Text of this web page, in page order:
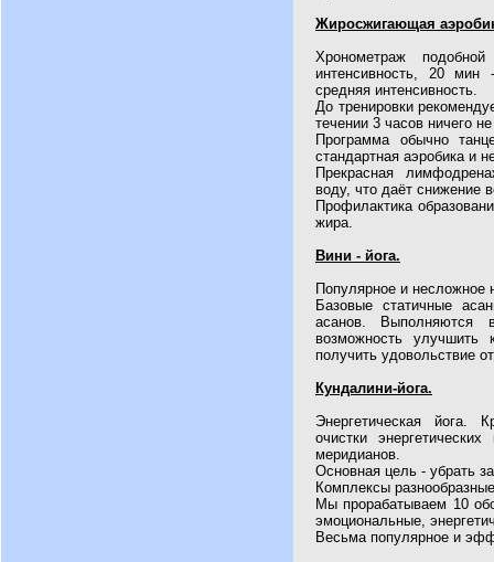
Жиросжигающая
Хронометраж
интенсивность, 20
средняя интенсивность.
До тренировки
течении 3 часов ничего
Программа обычно
стандартная аэробика и
Прекрасная
воду, что даёт снижение
Профилактика
жира.
Вини - йога.
Популярное и несложное
Базовые статичные
асанов. Выполняются
возможность улучшить
получить удовольствие
Кундалини-йога.
Энергетическая йога.
очистки
меридианов.
Основная цель - убрать
Комплексы
Мы прорабатываем 10
эмоциональные,
Весьма популярное и